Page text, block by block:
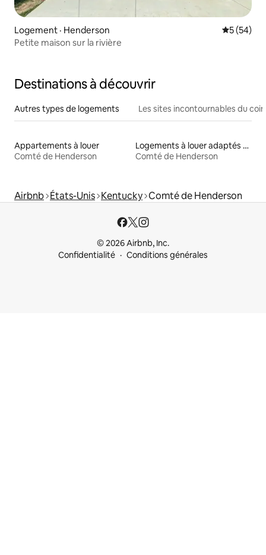
Logement · Henderson Note
5 (54)
Petite maison sur la rivière
Destinations à découvrir
Autres types de logements Les sites incontournables du coin
Appartements à louer
Comté de Henderson
Logements à louer adaptés aux animaux
Comté de Henderson
Airbnb États-Unis Kentucky Comté de Henderson
© 2026 Airbnb, Inc.
Confidentialité
Conditions générales